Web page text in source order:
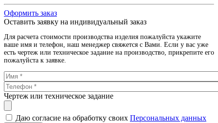
Оформить заказ
Оставить заявку на индивидуальный заказ
Для расчета стоимости производства изделия пожалуйста укажите
ваше имя и телефон, наш менеджер свяжется с Вами. Если у вас уже
есть чертеж или техническое задание на производство, прикрепите его
пожалуйста к заявке.
Чертеж или техническое задание
Даю согласие на обработку своих Персональных данных